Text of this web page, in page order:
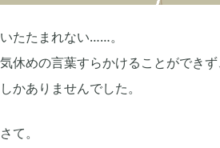
いたたまれない……。
気休めの言葉すらかけることができ
しかありませんでした。
さて。